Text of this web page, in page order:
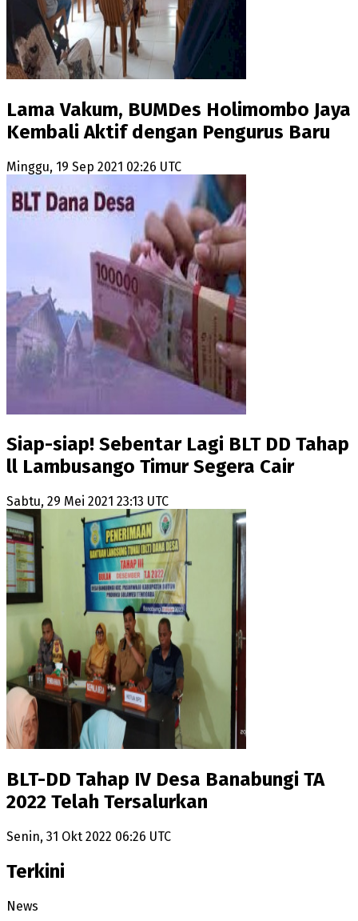
Lama Vakum, BUMDes Holimombo Jaya
Kembali Aktif dengan Pengurus Baru
Minggu, 19 Sep 2021 02:26 UTC
Siap-siap! Sebentar Lagi BLT DD Tahap
ll Lambusango Timur Segera Cair
Sabtu, 29 Mei 2021 23:13 UTC
BLT-DD Tahap IV Desa Banabungi TA
2022 Telah Tersalurkan
Senin, 31 Okt 2022 06:26 UTC
Terkini
News